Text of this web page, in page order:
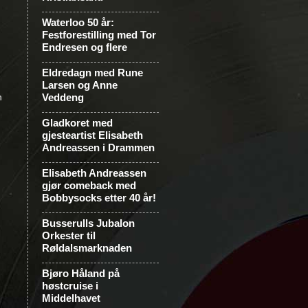
Waterloo 50 år:
Festforestilling med Tor
Endresen og flere
Eldredagn med Rune
Larsen og Anne
Veddeng
Gladkoret med
gjesteartist Elisabeth
Andreassen i Drammen
Elisabeth Andreassen
gjør comeback med
Bobbysocks etter 40 år!
Busserulls Jubalon
Orkester til
Røldalsmarknaden
Bjøro Håland på
høstcruise i
Middelhavet